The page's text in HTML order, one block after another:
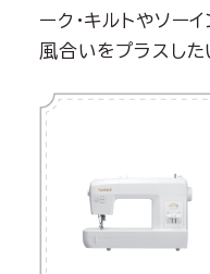
ーク・キルトやソー
風合いをプラスした